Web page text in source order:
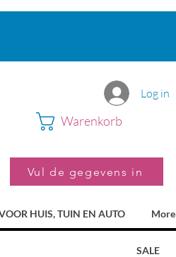
Log in
Warenkorb
Vul de gegevens in
HUIS, TUIN EN AUTO More
SALE